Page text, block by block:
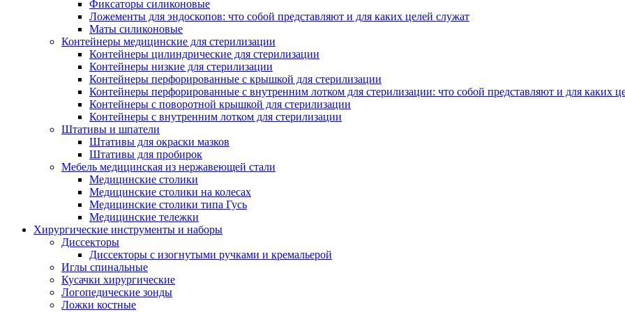
Фиксаторы силиконовые
Ложементы для эндоскопов: что собой представляют и для каких целей служат
Маты силиконовые
Контейнеры медицинские для стерилизации
Контейнеры цилиндрические для стерилизации
Контейнеры низкие для стерилизации
Контейнеры перфорированные с крышкой для стерилизации
Контейнеры перфорированные с внутренним лотком для стерилизации: что собой представляют и для каких
Контейнеры с поворотной крышкой для стерилизации
Контейнеры с внутренним лотком для стерилизации
Штативы и шпатели
Штативы для окраски мазков
Штативы для пробирок
Мебель медицинская из нержавеющей стали
Медицинские столики
Медицинские столики на колесах
Медицинские столики типа Гусь
Медицинские тележки
Хирургические инструменты и наборы
Диссекторы
Диссекторы с изогнутыми ручками и кремальерой
Иглы спинальные
Кусачки хирургические
Логопедические зонды
Ложки костные